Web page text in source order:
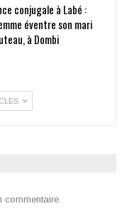
conjugale à Labé :
éventre son mari
à Dombi
commentaire.